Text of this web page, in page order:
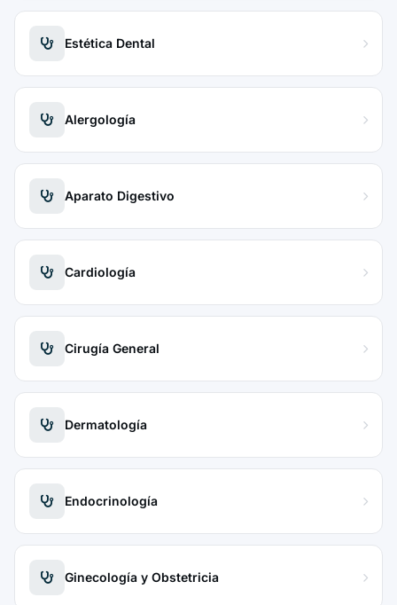
Estética Dental
Alergología
Aparato Digestivo
Cardiología
Cirugía General
Dermatología
Endocrinología
Ginecología y Obstetricia